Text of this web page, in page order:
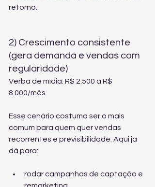
retorno.
2) Crescimento consistente
(gera demanda e vendas com
regularidade)
Verba de mídia: R$ 2.500 a R$
8.000/mês
Esse cenário costuma ser o mais
comum para quem quer vendas
recorrentes e previsibilidade. Aqui já
dá para:
rodar campanhas de captação e